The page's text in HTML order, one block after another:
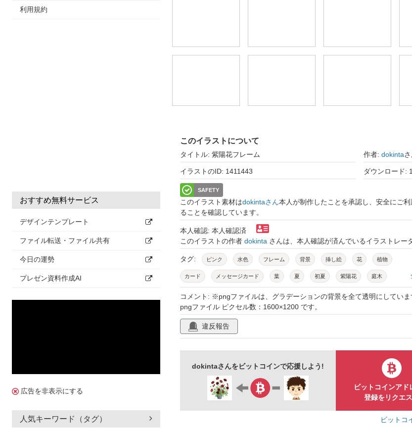
利用規約
おすすめ無料サービス
デザインテンプレート
ファイル転送・ファイル共有
今日の運勢
プレゼン資料作成AI
広告を非表示にする
人気キーワード（タグ）
このイラストについて
タイトル: 紫陽花フレーム 作者: dokintaさ
イラストのID: 1411443 ダウンロード:
SAFETY
このイラスト素材はdokintaさん本人が制作したことを承認し、安全にご
ることを確認しています。
本人確認: 本人確認済
このイラストの作者 dokinta さんは、本人確認が済んでいるイラストレー
タグ: ピンク 水色 フレーム 背景 挿し絵 花 植物
カード メッセージカード 葉 夏 初夏 紫陽花 庭木
園芸 6月 ガーデニング 梅雨
コメント: ※pngファイルは、グラデーションの背景を全て透明にしていま
pngファイル ピクセル数：1600×1200 です。
違反報告
dokintaさんをビットコインで応援しよう!
ビットコインアド
登録をリクエ
ビットコ